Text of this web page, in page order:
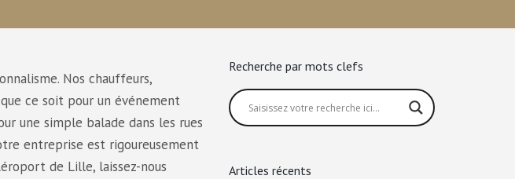
Nos chauffeurs,
ce soit pour un événement
une simple balade dans les rues
entreprise est rigoureusement
de Lille, laissez-nous
Recherche par mots clefs
Articles récents